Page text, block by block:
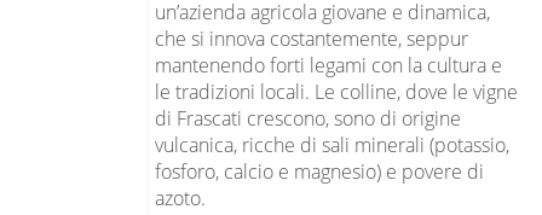
un’azienda agricola giovane e dinamica,
che si innova costantemente, seppur
mantenendo forti legami con la cultura e
le tradizioni locali. Le colline, dove le vigne
di Frascati crescono, sono di origine
vulcanica, ricche di sali minerali (potassio,
fosforo, calcio e magnesio) e povere di
azoto.